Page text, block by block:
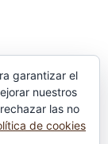
garantizar el
nuestros
las no
de cookies